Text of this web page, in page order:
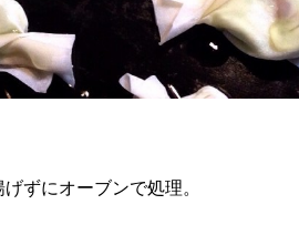
ずにオーブンで処理。